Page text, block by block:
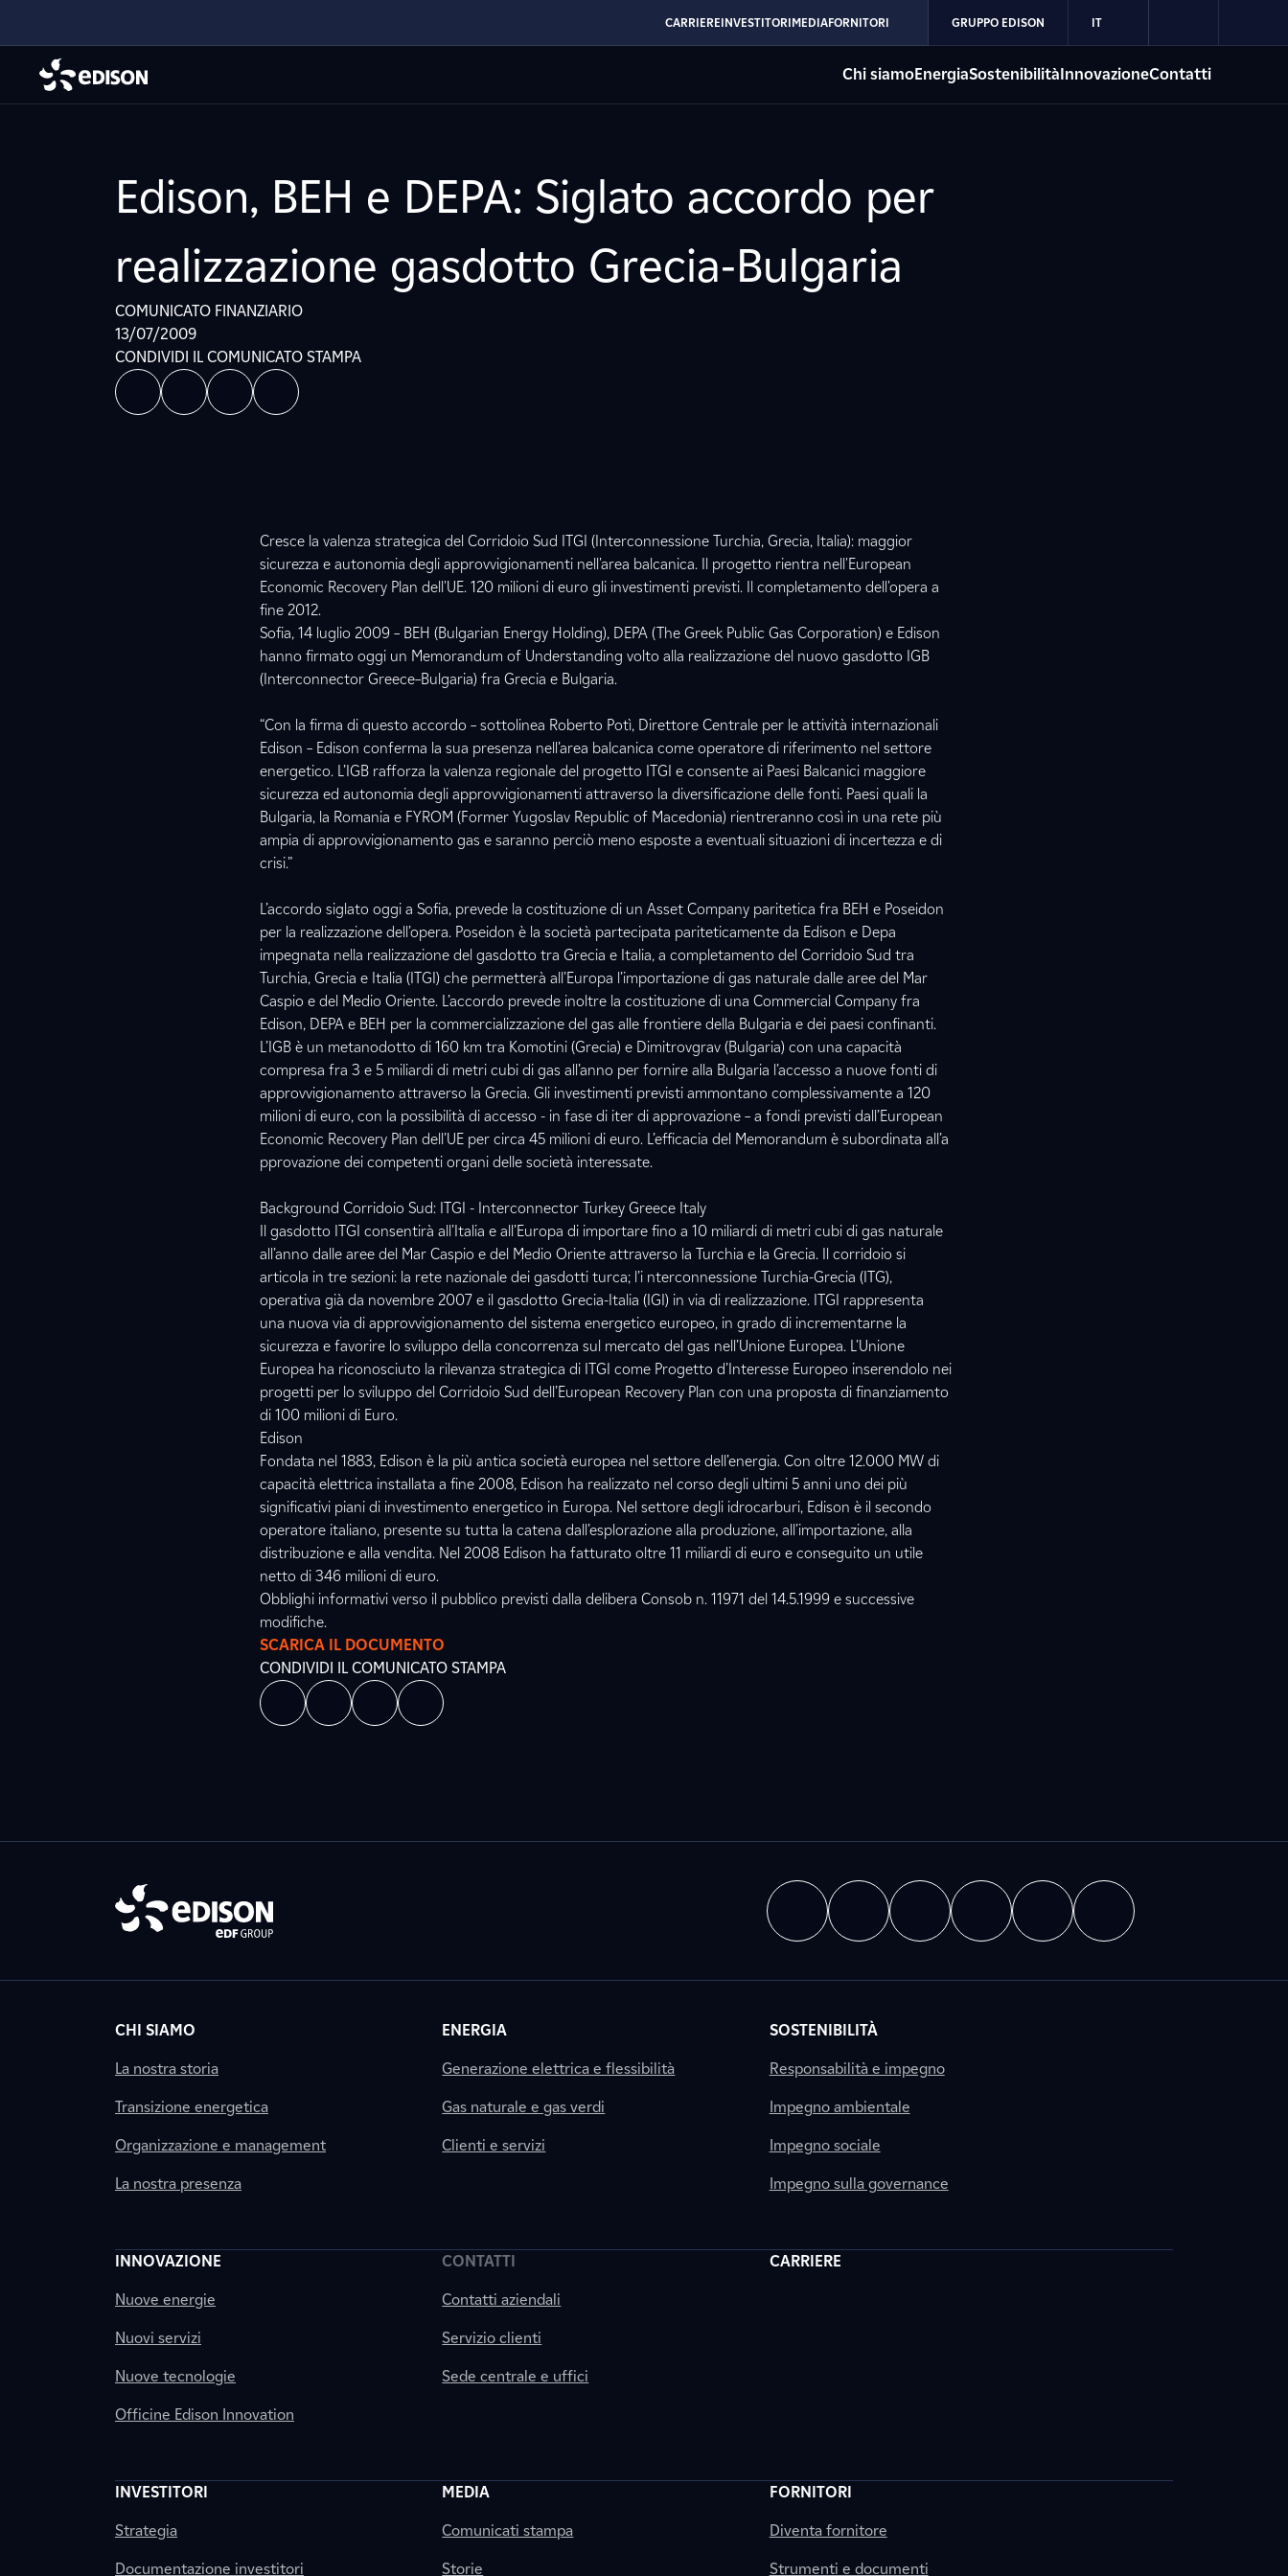
CARRIEREINVESTITORIMEDIAFORNITORI GRUPPO EDISON IT
Chi siamoEnergiaSostenibilitàInnovazioneContatti
Edison, BEH e DEPA: Siglato accordo per
realizzazione gasdotto Grecia-Bulgaria
COMUNICATO FINANZIARIO
13/07/2009
CONDIVIDI IL COMUNICATO STAMPA
Cresce la valenza strategica del Corridoio Sud ITGI (Interconnessione Turchia, Grecia, Italia): maggior
sicurezza e autonomia degli approvvigionamenti nell'area balcanica. Il progetto rientra nell'European
Economic Recovery Plan dell'UE. 120 milioni di euro gli investimenti previsti. Il completamento dell'opera a
fine 2012.
Sofia, 14 luglio 2009 – BEH (Bulgarian Energy Holding), DEPA (The Greek Public Gas Corporation) e Edison
hanno firmato oggi un Memorandum of Understanding volto alla realizzazione del nuovo gasdotto IGB
(Interconnector Greece–Bulgaria) fra Grecia e Bulgaria.
“Con la firma di questo accordo – sottolinea Roberto Potì, Direttore Centrale per le attività internazionali
Edison – Edison conferma la sua presenza nell’area balcanica come operatore di riferimento nel settore
energetico. L’IGB rafforza la valenza regionale del progetto ITGI e consente ai Paesi Balcanici maggiore
sicurezza ed autonomia degli approvvigionamenti attraverso la diversificazione delle fonti. Paesi quali la
Bulgaria, la Romania e FYROM (Former Yugoslav Republic of Macedonia) rientreranno così in una rete più
ampia di approvvigionamento gas e saranno perciò meno esposte a eventuali situazioni di incertezza e di
crisi.”
L’accordo siglato oggi a Sofia, prevede la costituzione di un Asset Company paritetica fra BEH e Poseidon
per la realizzazione dell’opera. Poseidon è la società partecipata pariteticamente da Edison e Depa
impegnata nella realizzazione del gasdotto tra Grecia e Italia, a completamento del Corridoio Sud tra
Turchia, Grecia e Italia (ITGI) che permetterà all’Europa l’importazione di gas naturale dalle aree del Mar
Caspio e del Medio Oriente. L’accordo prevede inoltre la costituzione di una Commercial Company fra
Edison, DEPA e BEH per la commercializzazione del gas alle frontiere della Bulgaria e dei paesi confinanti.
L’IGB è un metanodotto di 160 km tra Komotini (Grecia) e Dimitrovgrav (Bulgaria) con una capacità
compresa fra 3 e 5 miliardi di metri cubi di gas all’anno per fornire alla Bulgaria l’accesso a nuove fonti di
approvvigionamento attraverso la Grecia. Gli investimenti previsti ammontano complessivamente a 120
milioni di euro, con la possibilità di accesso - in fase di iter di approvazione – a fondi previsti dall’European
Economic Recovery Plan dell’UE per circa 45 milioni di euro. L’efficacia del Memorandum è subordinata all’a
pprovazione dei competenti organi delle società interessate.
Background Corridoio Sud: ITGI - Interconnector Turkey Greece Italy
Il gasdotto ITGI consentirà all’Italia e all’Europa di importare fino a 10 miliardi di metri cubi di gas naturale
all’anno dalle aree del Mar Caspio e del Medio Oriente attraverso la Turchia e la Grecia. Il corridoio si
articola in tre sezioni: la rete nazionale dei gasdotti turca; l’i nterconnessione Turchia-Grecia (ITG),
operativa già da novembre 2007 e il gasdotto Grecia-Italia (IGI) in via di realizzazione. ITGI rappresenta
una nuova via di approvvigionamento del sistema energetico europeo, in grado di incrementarne la
sicurezza e favorire lo sviluppo della concorrenza sul mercato del gas nell’Unione Europea. L’Unione
Europea ha riconosciuto la rilevanza strategica di ITGI come Progetto d’Interesse Europeo inserendolo nei
progetti per lo sviluppo del Corridoio Sud dell’European Recovery Plan con una proposta di finanziamento
di 100 milioni di Euro.
Edison
Fondata nel 1883, Edison è la più antica società europea nel settore dell’energia. Con oltre 12.000 MW di
capacità elettrica installata a fine 2008, Edison ha realizzato nel corso degli ultimi 5 anni uno dei più
significativi piani di investimento energetico in Europa. Nel settore degli idrocarburi, Edison è il secondo
operatore italiano, presente su tutta la catena dall’esplorazione alla produzione, all’importazione, alla
distribuzione e alla vendita. Nel 2008 Edison ha fatturato oltre 11 miliardi di euro e conseguito un utile
netto di 346 milioni di euro.
Obblighi informativi verso il pubblico previsti dalla delibera Consob n. 11971 del 14.5.1999 e successive
modifiche.
SCARICA IL DOCUMENTO
CONDIVIDI IL COMUNICATO STAMPA
CHI SIAMO
La nostra storia
Transizione energetica
Organizzazione e management
La nostra presenza
ENERGIA
Generazione elettrica e flessibilità
Gas naturale e gas verdi
Clienti e servizi
SOSTENIBILITÀ
Responsabilità e impegno
Impegno ambientale
Impegno sociale
Impegno sulla governance
INNOVAZIONE
Nuove energie
Nuovi servizi
Nuove tecnologie
Officine Edison Innovation
CONTATTI
Contatti aziendali
Servizio clienti
Sede centrale e uffici
CARRIERE
INVESTITORI
Strategia
Documentazione investitori
MEDIA
Comunicati stampa
Storie
FORNITORI
Diventa fornitore
Strumenti e documenti